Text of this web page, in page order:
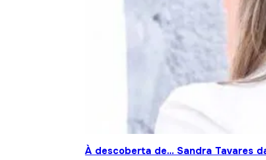
À descoberta de… Sandra Tavares